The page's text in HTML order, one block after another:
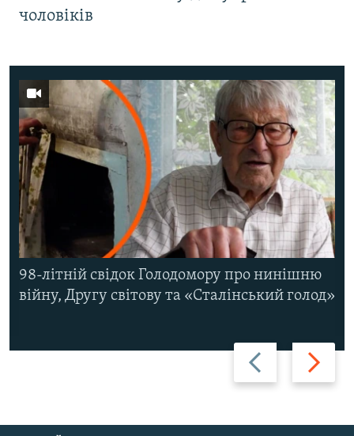
чоловіків
Назад Вперед
98-літній свідок Голодомору про нинішню
війну, Другу світову та «Сталінський голод»